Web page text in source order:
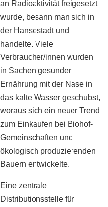
an Radioaktivität freigesetzt
wurde, besann man sich in
der Hansestadt und
handelte. Viele
Verbraucher/innen wurden
in Sachen gesunder
Ernährung mit der Nase in
das kalte Wasser geschubst,
woraus sich ein neuer Trend
zum Einkaufen bei Biohof-
Gemeinschaften und
ökologisch produzierenden
Bauern entwickelte.
Eine zentrale
Distributionsstelle für